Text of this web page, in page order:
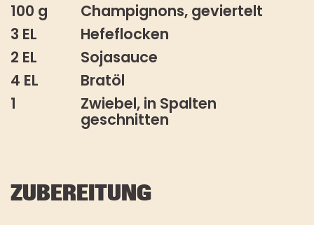
100 g
Champignons, geviertelt
3 EL
Hefeflocken
2 EL
Sojasauce
4 EL
Bratöl
1
Zwiebel, in Spalten
geschnitten
ZUBEREITUNG